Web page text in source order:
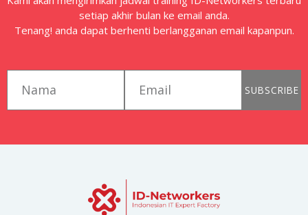
setiap akhir bulan ke email anda.
Tenang! anda dapat berhenti berlangganan email kapanpun.
SUBSCRIBE